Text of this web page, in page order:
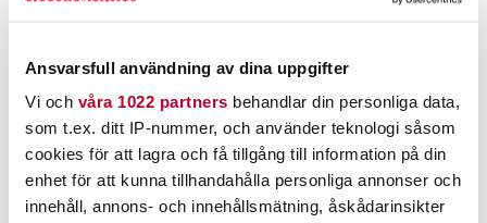
Ansvarsfull användning av dina uppgifter
Vi och våra 1022 partners behandlar din personliga data,
som t.ex. ditt IP-nummer, och använder teknologi såsom
cookies för att lagra och få tillgång till information på din
enhet för att kunna tillhandahålla personliga annonser och
innehåll, annons- och innehållsmätning, åskådarinsikter
STRIKE PRO DAIWA